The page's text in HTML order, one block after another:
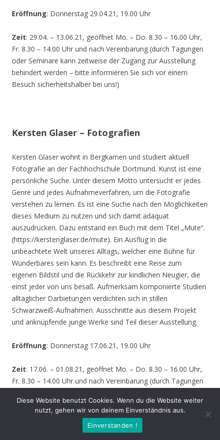
Eröffnung: Donnerstag 29.04.21, 19.00 Uhr
Zeit: 29.04. – 13.06.21, geöffnet Mo. – Do. 8.30 – 16.00 Uhr,
Fr. 8.30 – 14.00 Uhr und nach Vereinbarung (durch Tagungen
oder Seminare kann zeitweise der Zugang zur Ausstellung
behindert werden – bitte informieren Sie sich vor einem
Besuch sicherheitshalber bei uns!)
Kersten Glaser – Fotografien
Kersten Glaser wohnt in Bergkamen und studiert aktuell
Fotografie an der Fachhochschule Dortmund. Kunst ist eine
persönliche Suche. Unter diesem Motto untersucht er jedes
Genre und jedes Aufnahmeverfahren, um die Fotografie
verstehen zu lernen. Es ist eine Suche nach den Möglichkeiten
dieses Medium zu nutzen und sich damit adäquat
auszudrücken. Dazu entstand ein Buch mit dem Titel „Mute“.
(https://kerstenglaser.de/mute). Ein Ausflug in die
unbeachtete Welt unseres Alltags, welcher eine Bühne für
Wunderbares sein kann. Es beschreibt eine Reise zum
eigenen Bildstil und die Rückkehr zur kindlichen Neugier, die
einst jeder von uns besaß. Aufmerksam komponierte Studien
alltäglicher Darbietungen verdichten sich in stillen
Schwarzweiß-Aufnahmen. Ausschnitte aus diesem Projekt
und anknüpfende junge Werke sind Teil dieser Ausstellung.
Eröffnung: Donnerstag 17.06.21, 19.00 Uhr
Zeit: 17.06. – 01.08.21, geöffnet Mo. – Do. 8.30 – 16.00 Uhr,
Fr. 8.30 – 14.00 Uhr und nach Vereinbarung (durch Tagungen
behindert werden – bitte informieren Sie sich vor einem
Besuch sicherheitshalber bei uns!)
Diese Website benutzt Cookies. Wenn du die Website weiter
nutzt, gehen wir von deinem Einverständnis aus.
Einverstanden !